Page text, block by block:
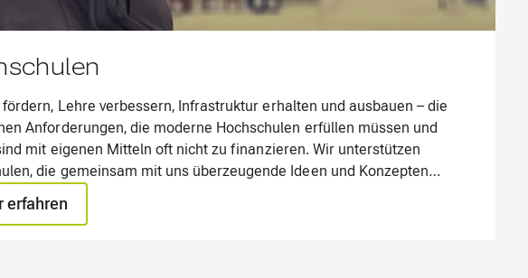
fördern, Lehre verbessern, Infrastruktur erhalten und ausbauen – die
Anforderungen, die moderne Hochschulen erfüllen müssen und
mit eigenen Mitteln oft nicht zu finanzieren. Wir unterstützen
die gemeinsam mit uns überzeugende Ideen und Konzepten
erfahren